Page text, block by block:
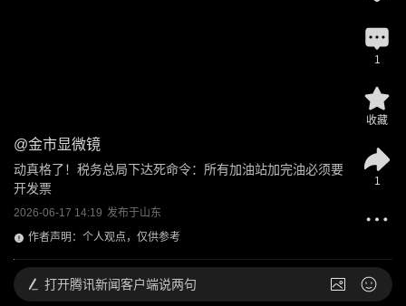
@金市显微镜
动真格了！税务总局下达死命令：所有加油站加完油必须要
开发票
2026-06-17 14:19 发布于山东
作者声明：个人观点，仅供参考
1
收藏
1
打开腾讯新闻客户端说两句